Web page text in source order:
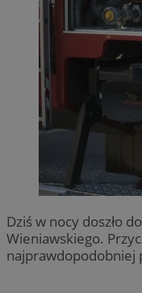
Dziś w nocy doszło
Wieniawskiego.
najprawdopodobniej